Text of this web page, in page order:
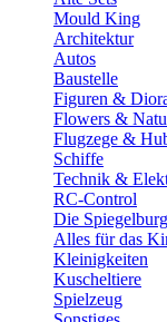
Mould King
Architektur
Autos
Baustelle
Figuren &
Flowers &
Flugzege &
Schiffe
Technik &
RC-Control
Die Spiegelburg
Alles für das
Kleinigkeiten
Kuscheltiere
Spielzeug